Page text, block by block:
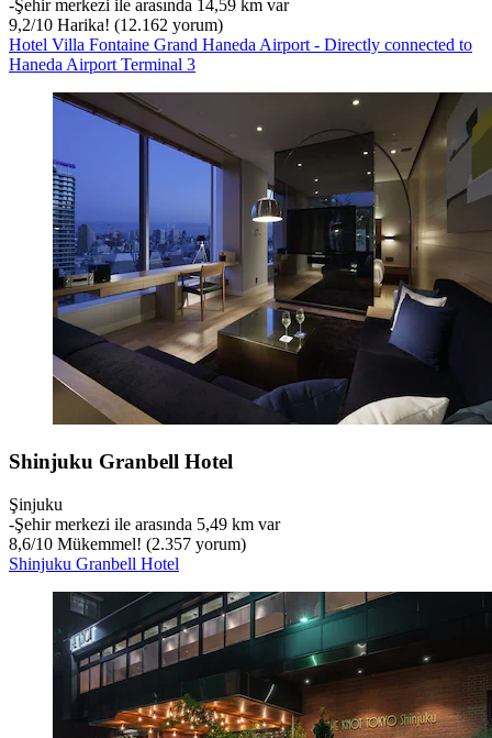
‐Şehir merkezi ile arasında 14,59 km var
9,2/10 Harika! (12.162 yorum)
Hotel Villa Fontaine Grand Haneda Airport - Directly connected to
Haneda Airport Terminal 3
Shinjuku Granbell Hotel
Şinjuku
‐Şehir merkezi ile arasında 5,49 km var
8,6/10 Mükemmel! (2.357 yorum)
Shinjuku Granbell Hotel